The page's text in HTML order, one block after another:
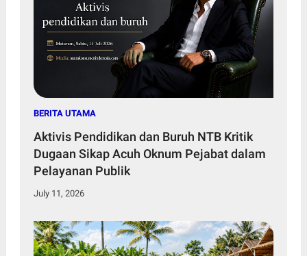
BERITA UTAMA
Aktivis Pendidikan dan Buruh NTB Kritik
Dugaan Sikap Acuh Oknum Pejabat dalam
Pelayanan Publik
July 11, 2026